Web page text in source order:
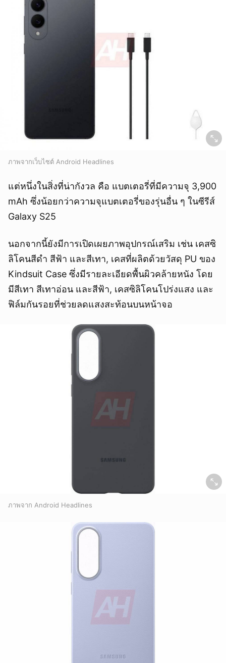
ภาพจากเว็บไซต์ Android Headlines
แต่หนึ่งในสิ่งที่น่ากังวล คือ แบตเตอรี่ที่มีความจุ 3,900
mAh ซึ่งน้อยกว่าความจุแบตเตอรี่ของรุ่นอื่น ๆ ในซีรีส์
Galaxy S25
นอกจากนี้ยังมีการเปิดเผยภาพอุปกรณ์เสริม เช่น เคสซิ
ลิโคนสีดำ สีฟ้า และสีเทา, เคสที่ผลิตด้วยวัสดุ PU ของ
Kindsuit Case ซึ่งมีรายละเอียดพื้นผิวคล้ายหนัง โดย
มีสีเทา สีเทาอ่อน และสีฟ้า, เคสซิลิโคนโปร่งแสง และ
ฟิล์มกันรอยที่ช่วยลดแสงสะท้อนบนหน้าจอ
ภาพจาก Android Headlines